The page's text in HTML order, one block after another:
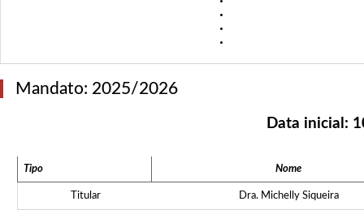
Mandato: 2025/2026
Data inicial:
Tipo Nome
Titular Dra. Michelly Siqueira